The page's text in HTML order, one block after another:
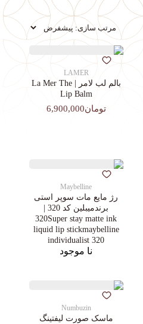
LAMER
بالم لب لامر | La Mer The
Lip Balm
تومان6,900,000
Maybelline
رژ مایع مات سوپر استی‌
برندمیبلین کد 320 |
320Super stay matte ink
liquid lip stickmaybelline
individualist 320
نا موجود
Numbuzin
ماسک صورت لیفتینگ